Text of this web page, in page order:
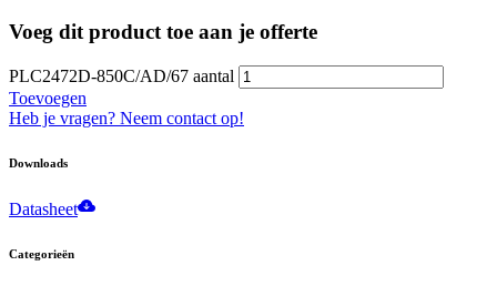
Voeg dit product toe aan je offerte
PLC2472D-850C/AD/67 aantal
Toevoegen
Heb je vragen? Neem contact op!
Downloads
Datasheet
Categorieën